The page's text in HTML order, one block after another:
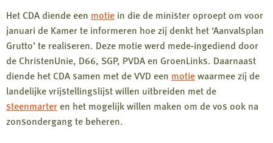
Het CDA diende een motie in die de minister oproept om voor
januari de Kamer te informeren hoe zij denkt het ‘Aanvalsplan
Grutto’ te realiseren. Deze motie werd mede-ingediend door
de ChristenUnie, D66, SGP, PVDA en GroenLinks. Daarnaast
diende het CDA samen met de VVD een motiewaarmee zij de
landelijke vrijstellingslijst willen uitbreiden met de
steenmarter en het mogelijk willen maken om de vos ook na
zonsondergang te beheren.